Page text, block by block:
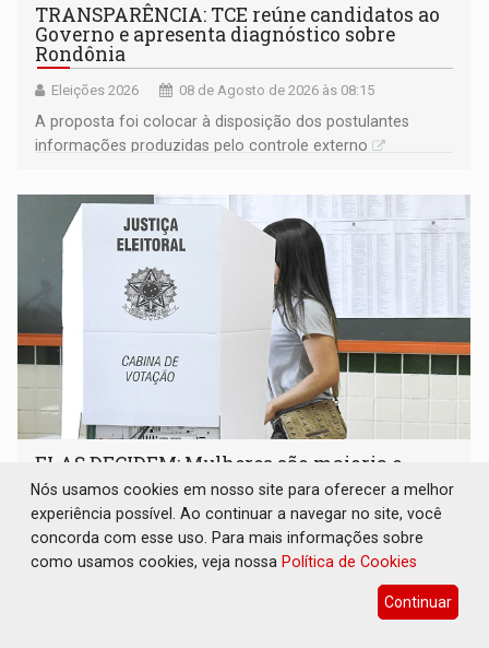
TRANSPARÊNCIA: TCE reúne candidatos ao
Governo e apresenta diagnóstico sobre
Rondônia
Eleições 2026 08 de Agosto de 2026 às 08:15
A proposta foi colocar à disposição dos postulantes
informações produzidas pelo controle externo
ELAS DECIDEM: Mulheres são maioria e
representam 52% do eleitorado de Rondônia
em 2026
Eleições 2026 08 de Agosto de 2026 às 08:00
A composição etária do eleitorado rondoniense também
Nós usamos cookies em nosso site para oferecer a melhor
experiência possível. Ao continuar a navegar no site, você
concorda com esse uso. Para mais informações sobre
como usamos cookies, veja nossa Política de Cookies
Continuar